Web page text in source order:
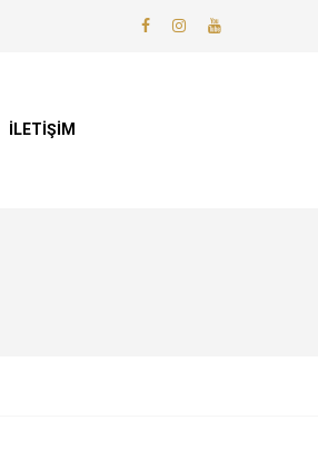
İLETİŞİM